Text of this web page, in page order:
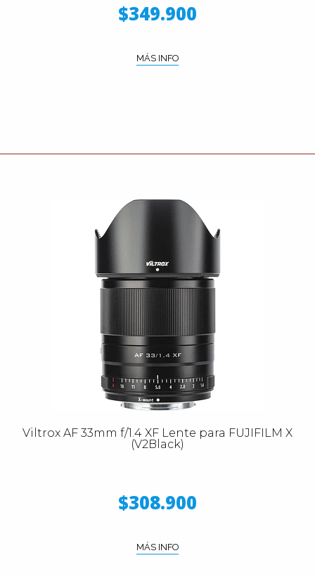
$349.900
MÁS INFO
Viltrox AF 33mm f/1.4 XF Lente para FUJIFILM X
(V2Black)
$308.900
MÁS INFO